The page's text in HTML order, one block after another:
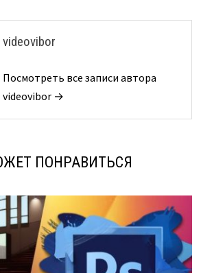
videovibor
Посмотреть все записи автора
videovibor →
ПОНРАВИТЬСЯ